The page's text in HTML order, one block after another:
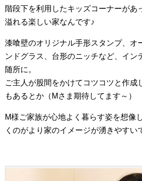
階段下を利用したキッズコーナーがあ
溢れる楽しい家なんです♪
漆喰壁のオリジナル手形スタンプ、オ
ンドグラス、台形のニッチなど、イン
随所に。
ご主人が股間をかけてコツコツと作成
もあるとか（Mさま期待してます～）
M様ご家族が心地よく暮らす姿を想像
くのがより家のイメージが湧きやすい